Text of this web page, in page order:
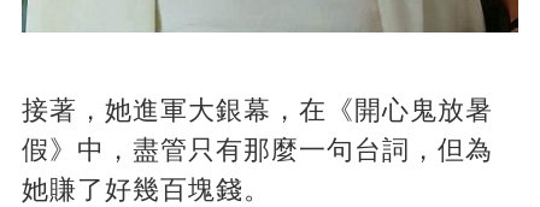
接著，她進軍大銀幕，在《開心鬼放暑
假》中，盡管只有那麼一句台詞，但為
她賺了好幾百塊錢。